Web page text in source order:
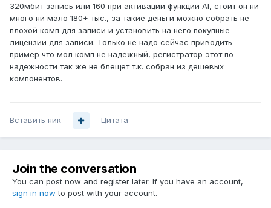
320мбит запись или 160 при активации функции AI, стоит он ни
много ни мало 180+ тыс., за такие деньги можно собрать не
плохой комп для записи и установить на него покупные
лицензии для записи. Только не надо сейчас приводить
пример что мол комп не надежный, регистратор этот по
надежности так же не блещет т.к. собран из дешевых
компонентов.
Вставить ник Цитата
Join the conversation
You can post now and register later. If you have an account,
sign in now to post with your account.